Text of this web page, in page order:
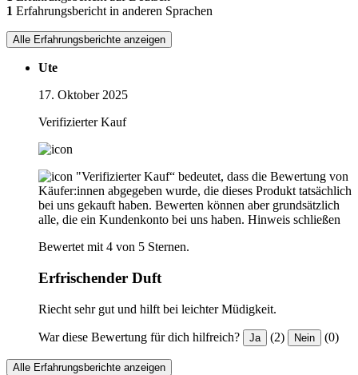
1 Erfahrungsbericht in anderen Sprachen
Alle Erfahrungsberichte anzeigen
Ute
17. Oktober 2025
Verifizierter Kauf
"Verifizierter Kauf“ bedeutet, dass die Bewertung von
Käufer:innen abgegeben wurde, die dieses Produkt tatsächlich
bei uns gekauft haben. Bewerten können aber grundsätzlich
alle, die ein Kundenkonto bei uns haben. Hinweis schließen
Bewertet mit 4 von 5 Sternen.
Erfrischender Duft
Riecht sehr gut und hilft bei leichter Müdigkeit.
War diese Bewertung für dich hilfreich? Ja (2) Nein (0)
Alle Erfahrungsberichte anzeigen